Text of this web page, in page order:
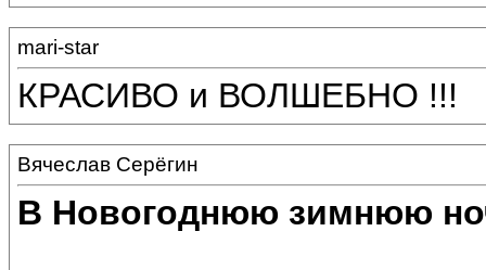
mari-star
КРАСИВО и ВОЛШЕБНО !!!
Вячеслав Серёгин
В Новогоднюю зимнюю